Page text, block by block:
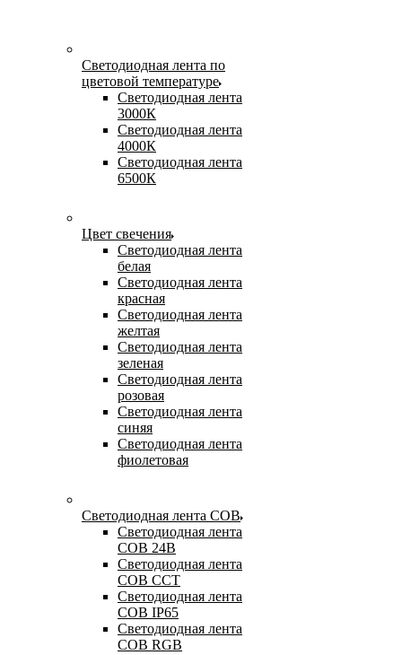
Светодиодная лента по
цветовой температуре
Светодиодная лента
3000К
Светодиодная лента
4000К
Светодиодная лента
6500К
Цвет свечения
Светодиодная лента
белая
Светодиодная лента
красная
Светодиодная лента
желтая
Светодиодная лента
зеленая
Светодиодная лента
розовая
Светодиодная лента
синяя
Светодиодная лента
фиолетовая
Светодиодная лента COB
Светодиодная лента
COB 24В
Светодиодная лента
COB CCT
Светодиодная лента
COB IP65
Светодиодная лента
COB RGB